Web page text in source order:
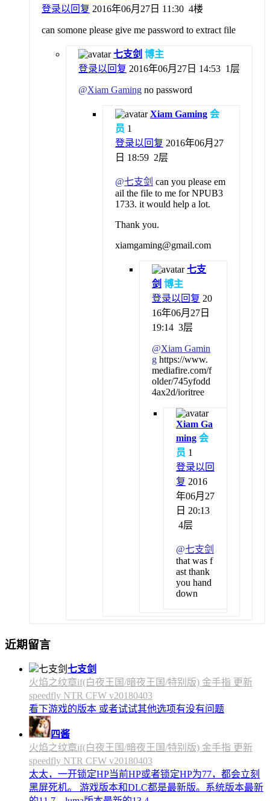
登录以回复 2016年06月27日 11:30 4楼
can somone please give me password to extract file
七支剑 博主
登录以回复 2016年06月27日 14:53 1层
@Xiam Gaming no password
Xiam Gaming 会
员 1
登录以回复 2016年06月27
日 18:59 2层
@七支剑 can you please em
ail the file to me for NPUB3
1733. it would help a lot.
Thank you.
xiamgaming@gmail.com
七支
剑 博主
登录以回复 20
16年06月27日
19:14 3层
@Xiam Gamin
g https://www.
mediafire.com/f
older/745yfodd
4ax2d/ioritree
Xiam Ga
ming 会
员 1
登录以回
复 2016
年06月27
日 20:13
4层
@七支剑
that was f
ast thank
you hand
down
近期留言
七支剑
火焰之纹章if(白夜王国/暗夜王国/特别版) 金手指 更新
speedfly NTR CFW v20180403
看下游戏的版本 或者试试其他选项有没有问题
四酱
火焰之纹章if(白夜王国/暗夜王国/特别版) 金手指 更新
speedfly NTR CFW v20180403
太太，一开锁定HP当前HP或者锁定HP为77，都会立刻
黑屏死机。 游戏版本和DLC都是最新版。系统版本最新